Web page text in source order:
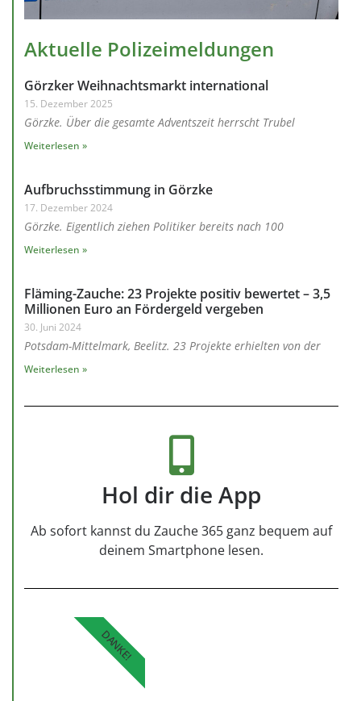
Aktuelle Polizeimeldungen
Görzker Weihnachtsmarkt international
15. Dezember 2025
Görzke. Über die gesamte Adventszeit herrscht Trubel
Weiterlesen »
Aufbruchsstimmung in Görzke
17. Dezember 2024
Görzke. Eigentlich ziehen Politiker bereits nach 100
Weiterlesen »
Fläming-Zauche: 23 Projekte positiv bewertet – 3,5
Millionen Euro an Fördergeld vergeben
30. Juni 2024
Potsdam-Mittelmark, Beelitz. 23 Projekte erhielten von der
Weiterlesen »
Hol dir die App
Ab sofort kannst du Zauche 365 ganz bequem auf
deinem Smartphone lesen.
DANKE!